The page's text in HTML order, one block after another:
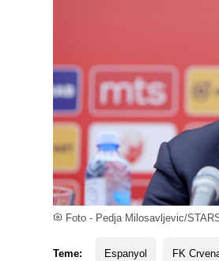
Foto - Pedja Milosavljevic/
Teme: Espanyol FK